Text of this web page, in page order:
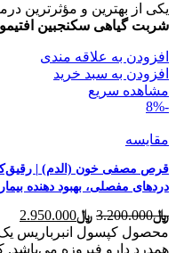
یکی از بهترین و مؤثرترین
شربت گیاهی سکنجبین
افزودن به علاقه مندی
افزودن به سبد خرید
مشاهده سریع
-8%
مقایسه
قرص مصفی خون (الدم) |
دردهای مفصلی، بهبود دهنده
﷼3.200.000 قیمت
اصلی
﷼3.200.000
﷼2.950.000
محصول کپسول انبرباریس
همدرد دارو فیروزه می‌باشد.